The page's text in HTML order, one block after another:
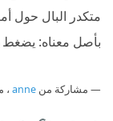
متكدر البال حول
بأصل معناه: يضغط
مشاركة من anne ،